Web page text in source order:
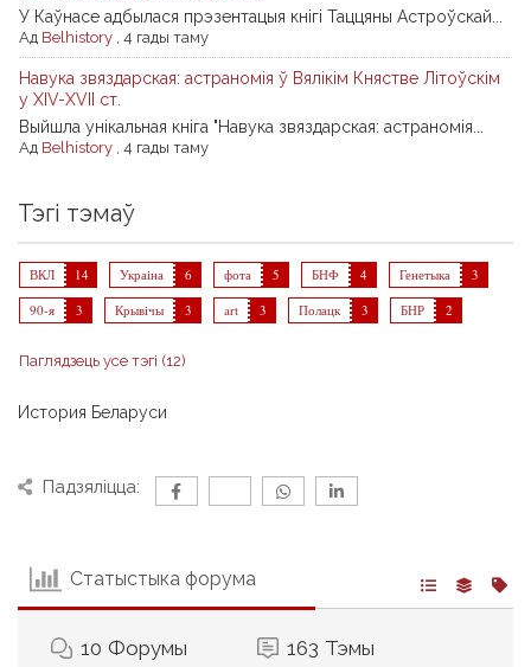
У Каўнасе адбылася прэзентацыя кнігі Таццяны Астроўскай...
Ад Belhistory 4 гады таму
Навука звяздарская: астраномія ў Вялікім Княстве Літоўскім
у XIV-XVII ст.
Выйшла унікальная кніга "Навука звяздарская: астраномія...
Ад Belhistory 4 гады таму
Тэгі тэмаў
ВКЛ 14 Украіна 6 фота 5 БНФ 4 Генетыка
3
90-я
3 Крывічы 3 art 3 Полацк 3 БНР 2
Паглядзець усе тэгі (12)
История Беларуси
Падзяліцца:
Статыстыка форума
10 Форумы 163 Тэмы